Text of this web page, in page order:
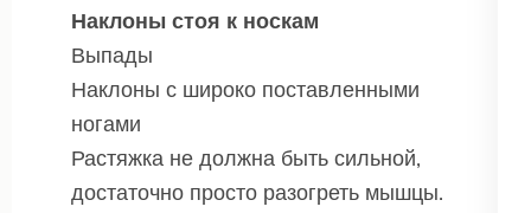
Наклоны стоя к носкам
Выпады
Наклоны с широко поставленными
ногами
Растяжка не должна быть сильной,
достаточно просто разогреть мышцы.